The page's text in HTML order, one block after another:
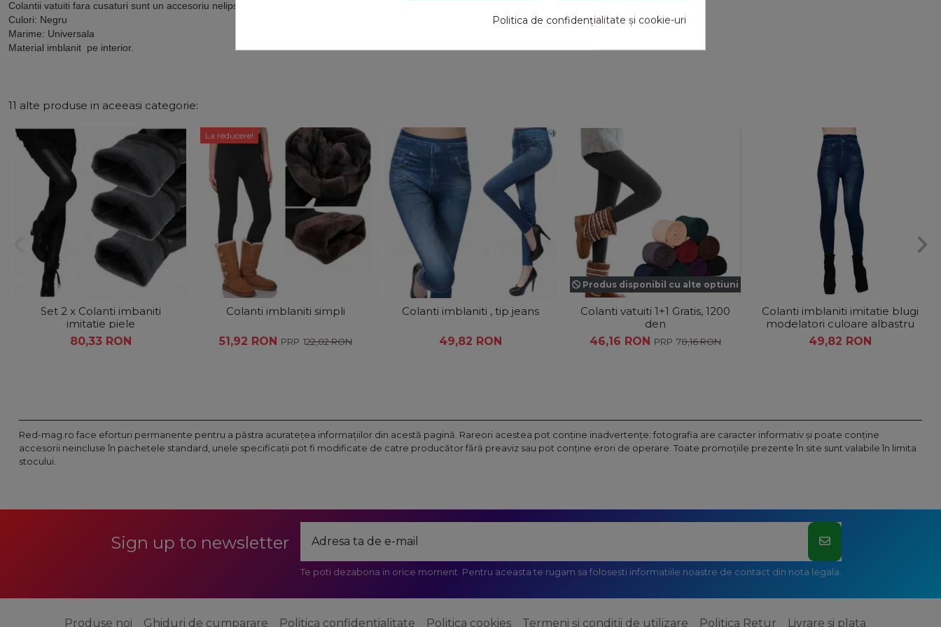
Colantii vatuiti fara cusaturi sunt un accesoriu nelipsit din garderoba de toamna-iarna
Culori: Negru
Marime: Universala
Material imblanit pe interior.
11 alte produse in aceeasi categorie:
Set 2 x Colanti imbaniti
imitatie piele
80,33 RON
La reducere!
Colanti imblaniti simpli
51,92 RON 122,02 RON
Colanti imblaniti , tip jeans
49,82 RON
Produs disponibil cu alte optiuni
Colanti vatuiti 1+1 Gratis, 1200
den
46,16 RON
70,16 RON
Colanti imblaniti imitatie blugi
modelatori culoare albastru
49,82 RON
Red-mag.ro face eforturi permanente pentru a păstra acurateţea informaţiilor din acestă pagină. Rareori acestea pot conţine inadvertenţe: fotografia are caracter informativ şi poate conţine
accesorii neincluse în pachetele standard, unele specificaţii pot fi modificate de catre producător fără preaviz sau pot conţine erori de operare. Toate promoţiile prezente în site sunt valabile în limita
stocului.
Sign up to newsletter
Te poti dezabona in orice moment. Pentru aceasta te rugam sa folosesti informatiile noastre de contact din nota legala.
Produse noi Ghiduri de cumparare Politica confidentialitate Politica cookies Termeni și condiții de utilizare Politica Retur Livrare si plata
Politica de confidențialitate și cookie-uri